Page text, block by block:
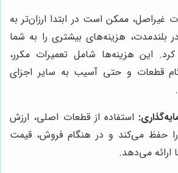
غیراصل، ممکن است در ابتدا ارزان‌تر به
بلندمدت، هزینه‌های بیشتری را به شما
این هزینه‌ها شامل تعمیرات مکرر،
قطعات و حتی آسیب به سایر اجزای
استفاده از قطعات اصلی، ارزش
را حفظ می‌کند و در هنگام فروش، قیمت
ارائه می‌دهد.